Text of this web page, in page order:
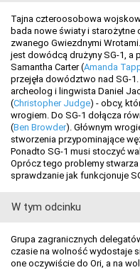
Tajna czteroosobowa
bada nowe światy i
zwanego Gwiezdnymi
jest dowódcą drużyny SG-1, a
Samantha Carter (Amanda
przejęła dowództwo nad SG-
archeolog i lingwista Daniel
(Christopher Judge) - obcy,
wrogiem. Do SG-1 dołącza
(Ben Browder). Głównym
stworzenia przypominające
Ponadto SG-1 musi stoczyć
Oprócz tego problemy
sprawdzanie jak funkcjonuje
W tym odcinku
Grupa zagranicznych
czasie na wolność wydostaje
one oczywiście do Ori, a na